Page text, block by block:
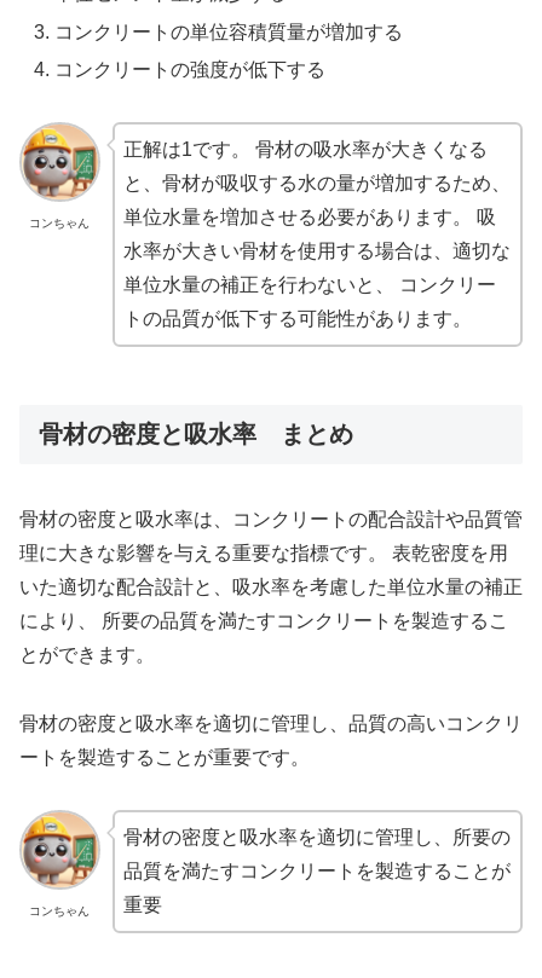
コンクリートの単位容積質量が増加する
コンクリートの強度が低下する
コンちゃん
正解は1です。 骨材の吸水率が大きくなる
と、骨材が吸収する水の量が増加するため、
単位水量を増加させる必要があります。 吸
水率が大きい骨材を使用する場合は、適切な
単位水量の補正を行わないと、 コンクリー
トの品質が低下する可能性があります。
骨材の密度と吸水率 まとめ
骨材の密度と吸水率は、コンクリートの配合設計や品質管
理に大きな影響を与える重要な指標です。 表乾密度を用
いた適切な配合設計と、吸水率を考慮した単位水量の補正
により、 所要の品質を満たすコンクリートを製造するこ
とができます。
骨材の密度と吸水率を適切に管理し、品質の高いコンクリ
ートを製造することが重要です。
コンちゃん
骨材の密度と吸水率を適切に管理し、所要の
品質を満たすコンクリートを製造することが
重要